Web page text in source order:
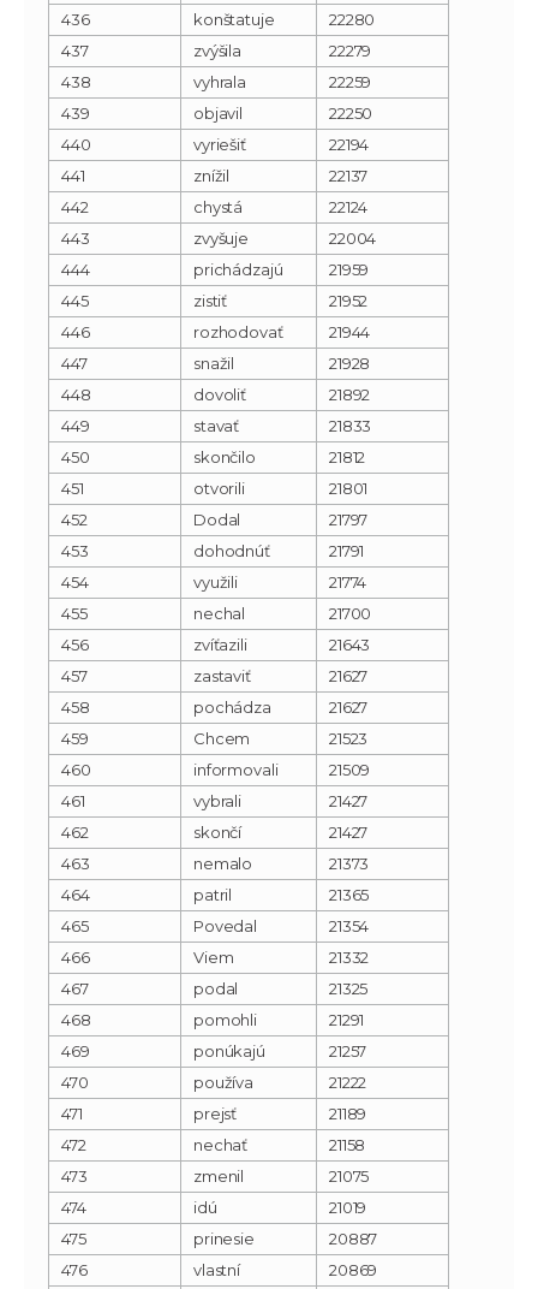
436 konštatuje
22280
437
zvýšila
22279
438
vyhrala
22259
439
objavil
22250
440
vyriešiť
22194
441
znížil
22137
442
chystá
22124
443
zvyšuje
22004
444
prichádzajú
21959
445
zistiť
21952
446
rozhodovať
21944
447
snažil
21928
448
dovoliť
21892
449
stavať
21833
450
skončilo
21812
451
otvorili
21801
452
Dodal
21797
453
dohodnúť
21791
454
využili
21774
455
nechal
21700
456
zvíťazili
21643
457
zastaviť
21627
458
pochádza
21627
459
Chcem
21523
460
informovali
21509
461
vybrali
21427
462
skončí
21427
463
nemalo
21373
464
patril
21365
465
Povedal
21354
466
Viem
21332
467
podal
21325
468
pomohli
21291
469
ponúkajú
21257
470
používa
21222
471
prejsť
21189
472
nechať
21158
473
zmenil
21075
474
idú
21019
475
prinesie
20887
476
vlastní
20869